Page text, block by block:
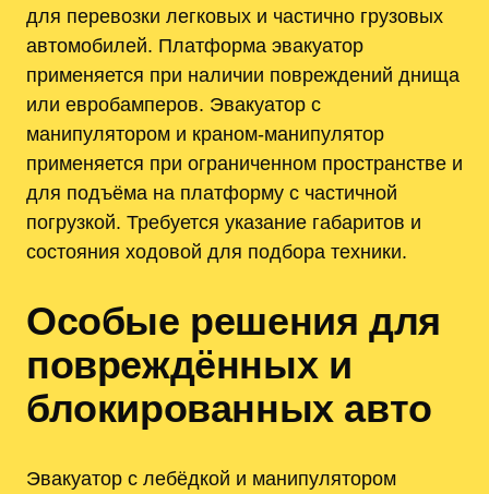
для перевозки легковых и частично грузовых
автомобилей. Платформа эвакуатор
применяется при наличии повреждений днища
или евробамперов. Эвакуатор с
манипулятором и краном-манипулятор
применяется при ограниченном пространстве и
для подъёма на платформу с частичной
погрузкой. Требуется указание габаритов и
состояния ходовой для подбора техники.
Особые решения для
повреждённых и
блокированных авто
Эвакуатор с лебёдкой и манипулятором